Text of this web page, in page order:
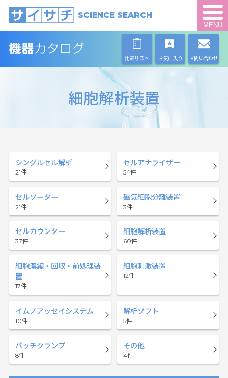
SCIENCE SEARCH
MENU
比較リスト お気に入り お問い合わせ
細胞解析装置
シングルセル解析
21
セルアナライザー
54
セルソーター
21
磁気細胞分離装置
3
セルカウンター
37
細胞解析装置
60
細胞濃縮・回収・前処理装
置
17
細胞刺激装置
12
イムノアッセイシステム
10
解析ソフト
5
パッチクランプ
8
その他
4